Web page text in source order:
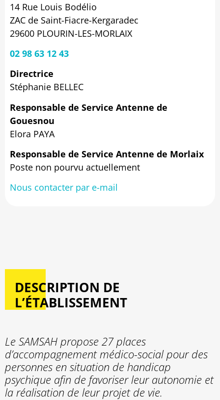
14 Rue Louis Bodélio
ZAC de Saint-Fiacre-Kergaradec
29600 PLOURIN-LES-MORLAIX
02 98 63 12 43
Directrice
Stéphanie BELLEC
Responsable de Service Antenne de
Gouesnou
Elora PAYA
Responsable de Service Antenne de Morlaix
Poste non pourvu actuellement
Nous contacter par e-mail
DESCRIPTION DE
L’ÉTABLISSEMENT
Le SAMSAH propose 27 places
d’accompagnement médico-social pour des
personnes en situation de handicap
psychique afin de favoriser leur autonomie et
la réalisation de leur projet de vie.